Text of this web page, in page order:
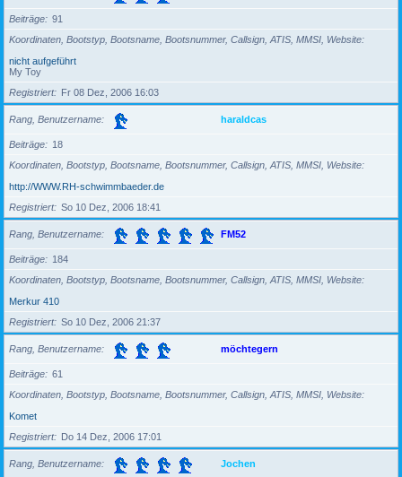
Beiträge
91
Koordinaten, Bootstyp, Bootsname, Bootsnummer, Callsign, ATIS, MMSI, Website
nicht aufgeführt
My Toy
Registriert
Fr 08 Dez, 2006 16:03
Rang, Benutzername haraldcas
Beiträge
18
Koordinaten, Bootstyp, Bootsname, Bootsnummer, Callsign, ATIS, MMSI, Website
http://WWW.RH-schwimmbaeder.de
Registriert
So 10 Dez, 2006 18:41
Rang, Benutzername FM52
Beiträge
184
Koordinaten, Bootstyp, Bootsname, Bootsnummer, Callsign, ATIS, MMSI, Website
Merkur 410
Registriert
So 10 Dez, 2006 21:37
Rang, Benutzername möchtegern
Beiträge
61
Koordinaten, Bootstyp, Bootsname, Bootsnummer, Callsign, ATIS, MMSI, Website
Komet
Registriert
Do 14 Dez, 2006 17:01
Rang, Benutzername Jochen